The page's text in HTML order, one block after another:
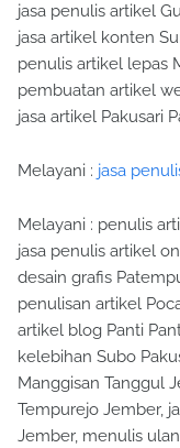
jasa penulis artikel
jasa artikel konten
penulis artikel lepas
pembuatan artikel
jasa artikel Pakusari
Melayani : jasa
Melayani : penulis
jasa penulis artikel
desain grafis
penulisan artikel
artikel blog Panti
kelebihan Subo
Manggisan Tanggul
Tempurejo Jember,
Jember, menulis